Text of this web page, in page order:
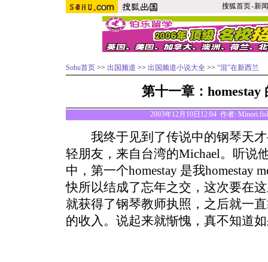
搜狐首页-新闻
Sohu首页 >> 出国频道 >> 出国频道小说大全 >> “混”在新西兰
第十一章：homestay
2003年12月10日12:04 作者:
我终于见到了传说中的钢琴天
轻朋友，来自台湾的Michael。听说
中，第一个homestay 是我homestay
快所以结成了忘年之交，这次要在
就获得了钢琴教师执照，之后就一
的收入。说起来就惭愧，真不知道